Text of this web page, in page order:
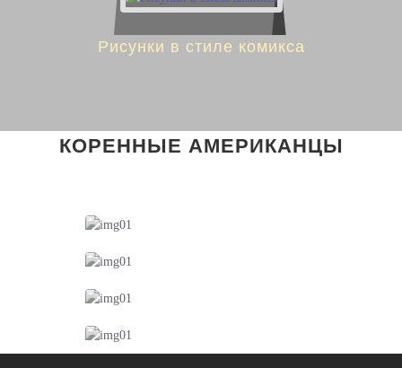
Рисунки в стиле комикса
КОРЕННЫЕ АМЕРИКАНЦЫ